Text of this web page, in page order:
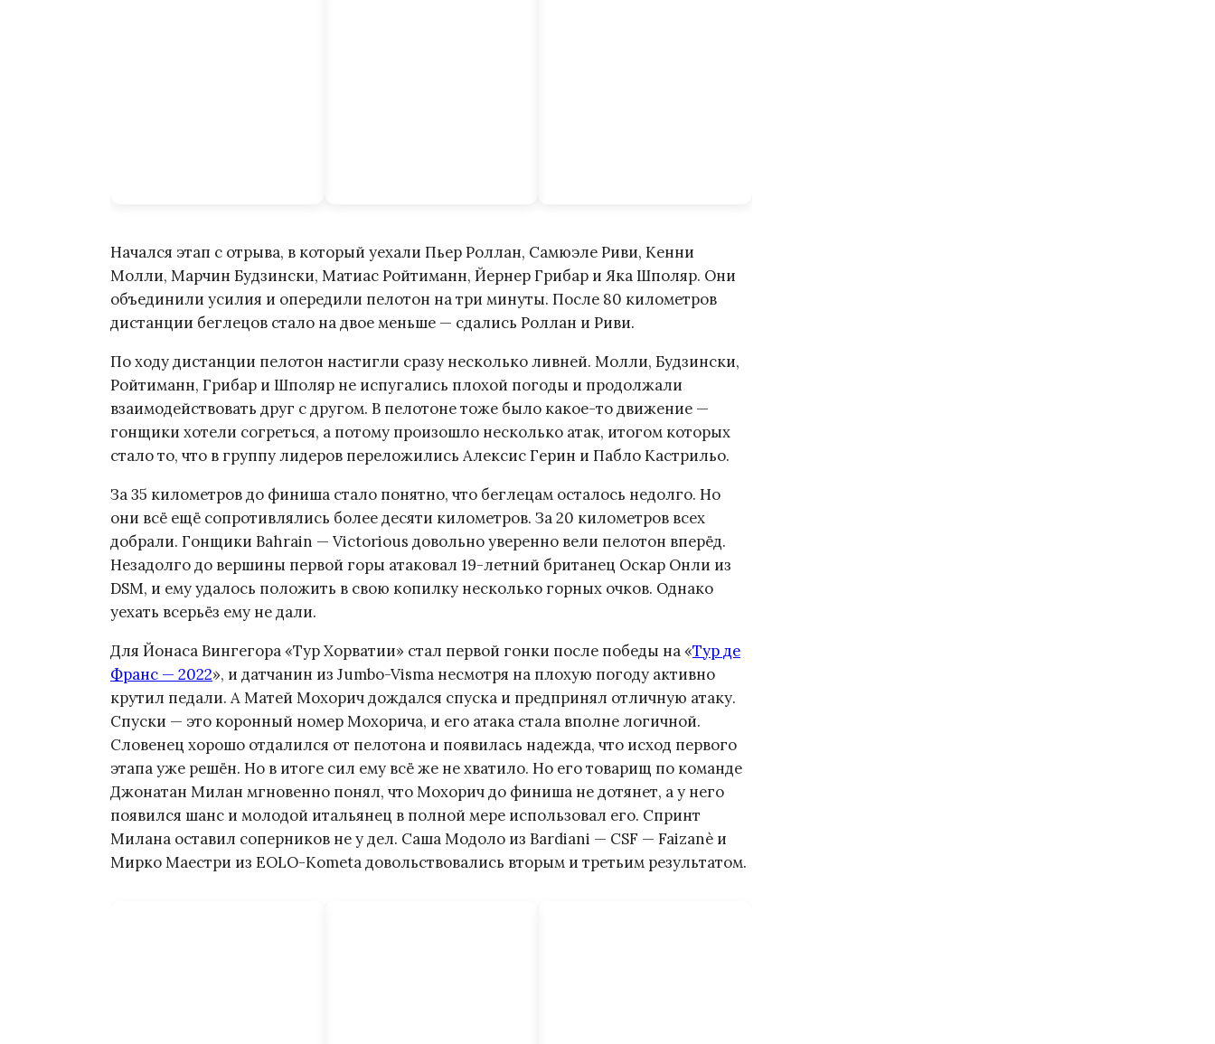
Начался этап с отрыва, в который уехали Пьер Роллан, Самюэле Риви, Кенни
Молли, Марчин Будзински, Матиас Ройтиманн, Йернер Грибар и Яка Шполяр. Они
объединили усилия и опередили пелотон на три минуты. После 80 километров
дистанции беглецов стало на двое меньше — сдались Роллан и Риви.
По ходу дистанции пелотон настигли сразу несколько ливней. Молли, Будзински,
Ройтиманн, Грибар и Шполяр не испугались плохой погоды и продолжали
взаимодействовать друг с другом. В пелотоне тоже было какое-то движение —
гонщики хотели согреться, а потому произошло несколько атак, итогом которых
стало то, что в группу лидеров переложились Алексис Герин и Пабло Кастрильо.
За 35 километров до финиша стало понятно, что беглецам осталось недолго. Но
они всё ещё сопротивлялись более десяти километров. За 20 километров всех
добрали. Гонщики Bahrain — Victorious довольно уверенно вели пелотон вперёд.
Незадолго до вершины первой горы атаковал 19-летний британец Оскар Онли из
DSM, и ему удалось положить в свою копилку несколько горных очков. Однако
уехать всерьёз ему не дали.
Для Йонаса Вингегора «Тур Хорватии» стал первой гонки после победы на «Тур де
Франс — 2022», и датчанин из Jumbo-Visma несмотря на плохую погоду активно
крутил педали. А Матей Мохорич дождался спуска и предпринял отличную атаку.
Спуски — это коронный номер Мохорича, и его атака стала вполне логичной.
Словенец хорошо отдалился от пелотона и появилась надежда, что исход первого
этапа уже решён. Но в итоге сил ему всё же не хватило. Но его товарищ по команде
Джонатан Милан мгновенно понял, что Мохорич до финиша не дотянет, а у него
появился шанс и молодой итальянец в полной мере использовал его. Спринт
Милана оставил соперников не у дел. Саша Модоло из Bardiani — CSF — Faizanè и
Мирко Маестри из EOLO-Kometa довольствовались вторым и третьим результатом.